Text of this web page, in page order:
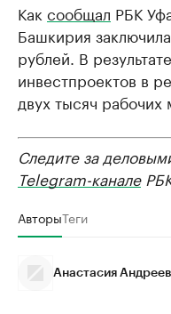
Как сообщал РБК
Башкирия
рублей. В
инвестпроектов в
двух тысяч рабочих
Следите за
Telegram-канале
АвторыТеги
Анастасия